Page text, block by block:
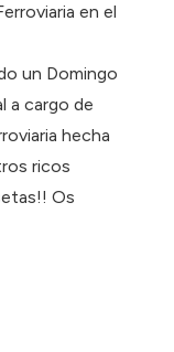
en el
un Domingo
a cargo de
hecha
ricos
Os